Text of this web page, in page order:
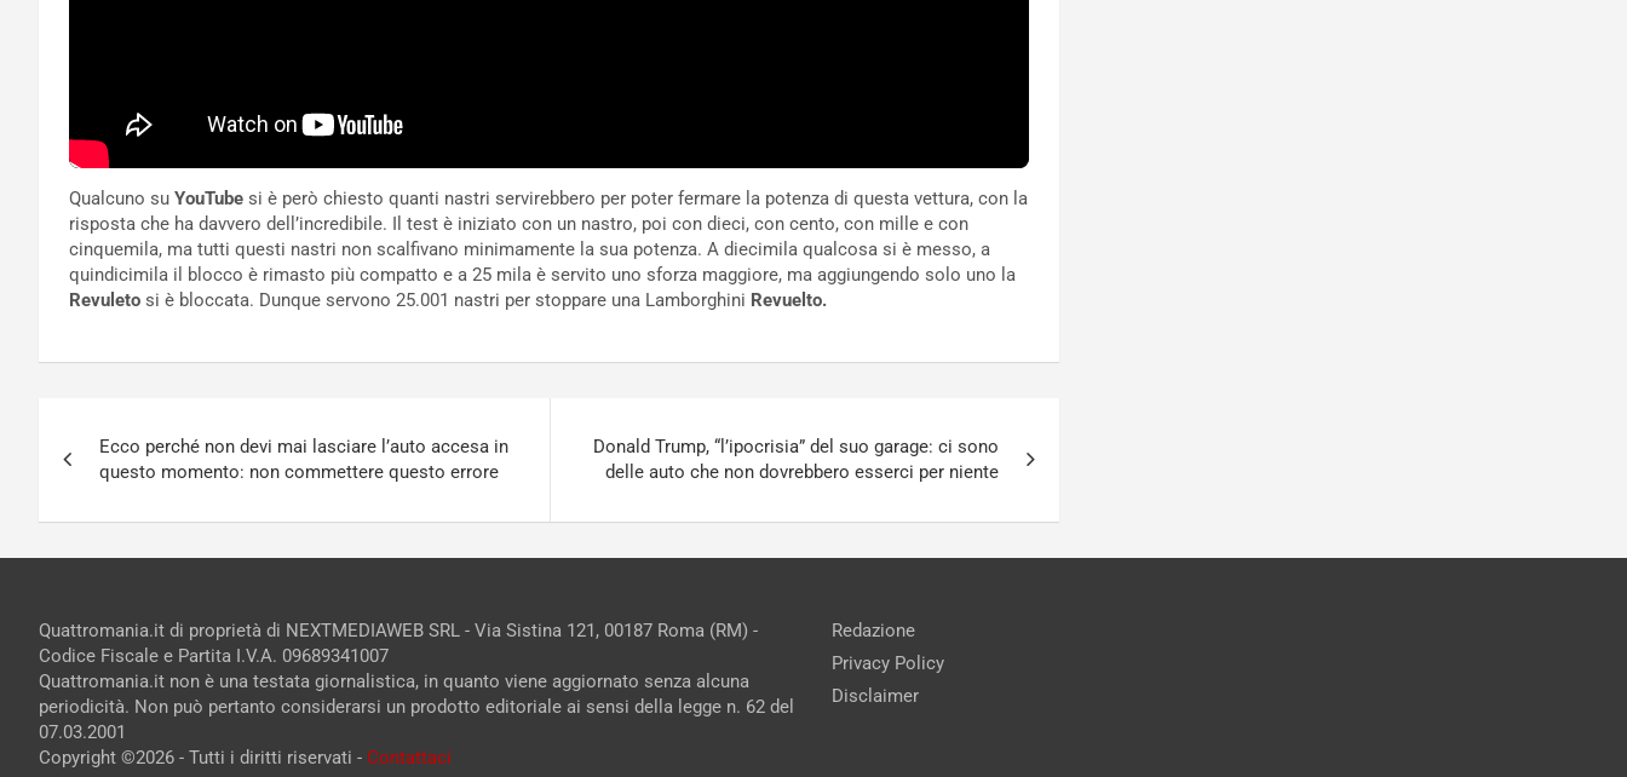
Qualcuno su YouTube si è però chiesto quanti nastri servirebbero per poter fermare la potenza di questa vettura, con la
risposta che ha davvero dell’incredibile. Il test è iniziato con un nastro, poi con dieci, con cento, con mille e con
cinquemila, ma tutti questi nastri non scalfivano minimamente la sua potenza. A diecimila qualcosa si è messo, a
quindicimila il blocco è rimasto più compatto e a 25 mila è servito uno sforza maggiore, ma aggiungendo solo uno la
Revuleto si è bloccata. Dunque servono 25.001 nastri per stoppare una Lamborghini Revuelto.
articoli
Ecco perché non devi mai lasciare l’auto accesa in
questo momento: non commettere questo errore
Donald Trump, “l’ipocrisia” del suo garage: ci sono
delle auto che non dovrebbero esserci per niente
Quattromania.it di proprietà di NEXTMEDIAWEB SRL - Via Sistina 121, 00187 Roma (RM) -
Codice Fiscale e Partita I.V.A. 09689341007
Quattromania.it non è una testata giornalistica, in quanto viene aggiornato senza alcuna
periodicità. Non può pertanto considerarsi un prodotto editoriale ai sensi della legge n. 62 del
07.03.2001
Copyright ©2026 - Tutti i diritti riservati - Contattaci
Redazione
Privacy Policy
Disclaimer